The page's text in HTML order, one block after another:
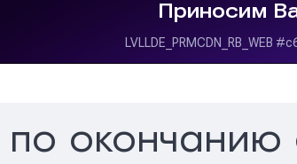
окончанию